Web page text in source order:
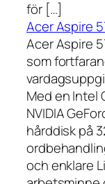
för […]
Acer Aspire
Acer Aspire
som
Med en Intel
NVIDIA
hårddisk på
och enklare